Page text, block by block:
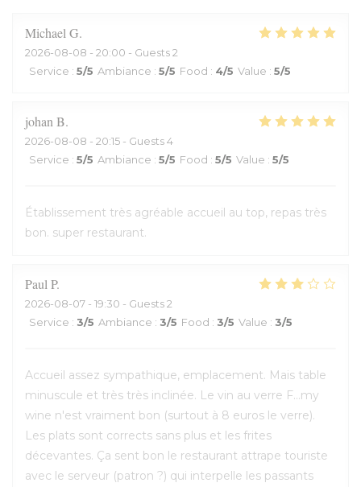
Michael G
2026-08-08 - 20:00 - Guests 2
Service : 5/5 Ambiance : 5/5 Food : 4/5 Value : 5/5
johan B
2026-08-08 - 20:15 - Guests 4
Service : 5/5 Ambiance : 5/5 Food : 5/5 Value : 5/5
Établissement très agréable accueil au top, repas très
bon. super restaurant.
Paul P
2026-08-07 - 19:30 - Guests 2
Service : 3/5 Ambiance : 3/5 Food : 3/5 Value : 3/5
Accueil assez sympathique, emplacement. Mais table
minuscule et très très inclinée. Le vin au verre F...my
wine n'est vraiment bon (surtout à 8 euros le verre).
Les plats sont corrects sans plus et les frites
décevantes. Ça sent bon le restaurant attrape touriste
avec le serveur (patron ?) qui interpelle les passants